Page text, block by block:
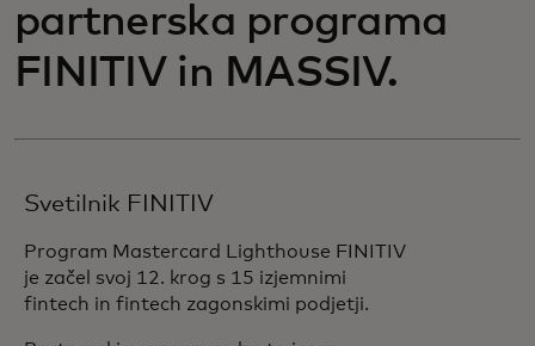
partnerska programa
FINITIV in MASSIV.
Svetilnik FINITIV
Program Mastercard Lighthouse FINITIV
je začel svoj 12. krog s 15 izjemnimi
fintech in fintech zagonskimi podjetji.